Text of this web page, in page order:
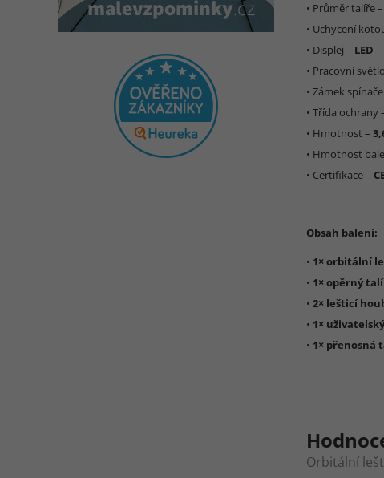
• Průměr talíře –
• Uchycení
• Displej – LED
• Pracovní
• Zámek
• Třída ochrany
• Hmotnost –
• Hmotnost
• Certifikace –
Obsah balení:
• 1× orbitální
• 1× opěrný
• 2× lešticí
• 1×
• 1× přenosná
Orbitální